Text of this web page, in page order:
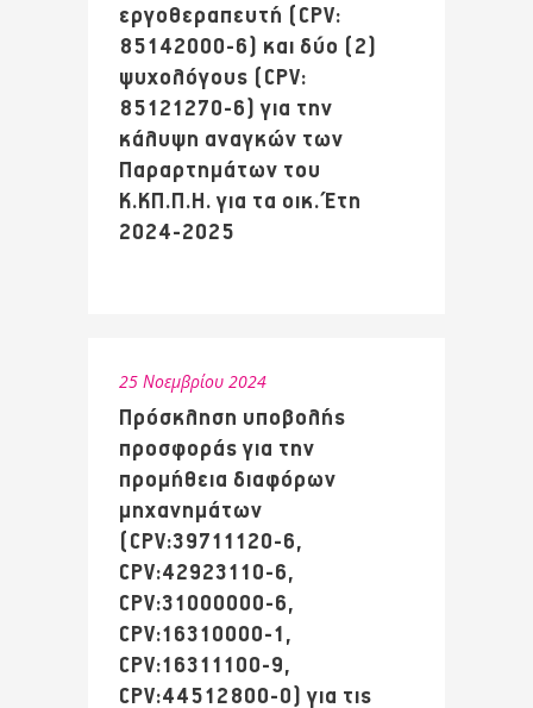
εργοθεραπευτή (CPV:
85142000-6) και δύο (2)
ψυχολόγους (CPV:
85121270-6) για την
κάλυψη αναγκών των
Παραρτημάτων του
Κ.ΚΠ.Π.Η. για τα οικ. Έτη
2024-2025
25 Νοεμβρίου 2024
Πρόσκληση υποβολής
προσφοράς για την
προμήθεια διαφόρων
μηχανημάτων
(CPV:39711120-6,
CPV:42923110-6,
CPV:31000000-6,
CPV:16310000-1,
CPV:16311100-9,
CPV:44512800-0) για τις